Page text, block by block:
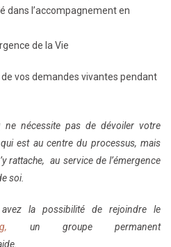
dans l’accompagnement en
de la Vie
vos demandes vivantes pendant
ne nécessite pas de dévoiler votre
est au centre du processus, mais
rattache, au service de l’émergence
soi.
la possibilité de rejoindre le
un groupe permanent